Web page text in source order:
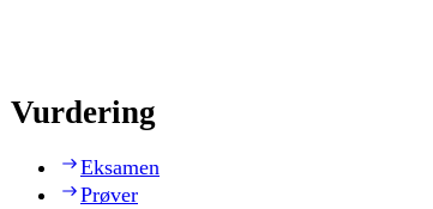
Vurdering
Eksamen
Prøver